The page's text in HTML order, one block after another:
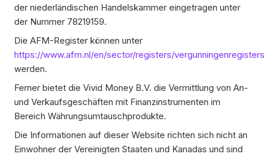
der niederländischen Handelskammer eingetragen unter
der Nummer 78219159.
Die AFM-Register können unter
https://www.afm.nl/en/sector/registers/vergunningenregisters
werden.
Ferner bietet die Vivid Money B.V. die Vermittlung von An-
und Verkaufsgeschäften mit Finanzinstrumenten im
Bereich Währungsumtauschprodukte.
Die Informationen auf dieser Website richten sich nicht an
Einwohner der Vereinigten Staaten und Kanadas und sind